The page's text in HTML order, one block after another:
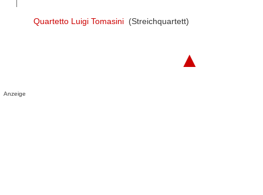
Quartetto Luigi Tomasini (Streichquartett)
▲
Anzeige